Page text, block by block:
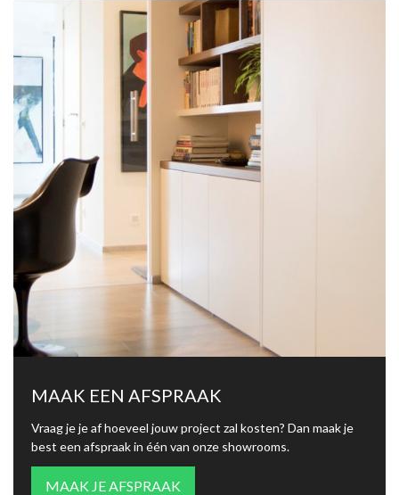
MAAK EEN AFSPRAAK
Vraag je je af hoeveel jouw project zal kosten? Dan maak je
best een afspraak in één van onze showrooms.
MAAK JE AFSPRAAK